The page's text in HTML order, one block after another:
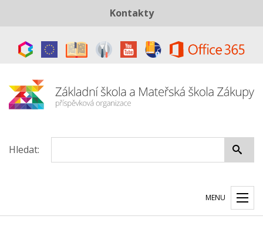
Kontakty
Datová schránka:ye8cp64
Hledat:
MENU